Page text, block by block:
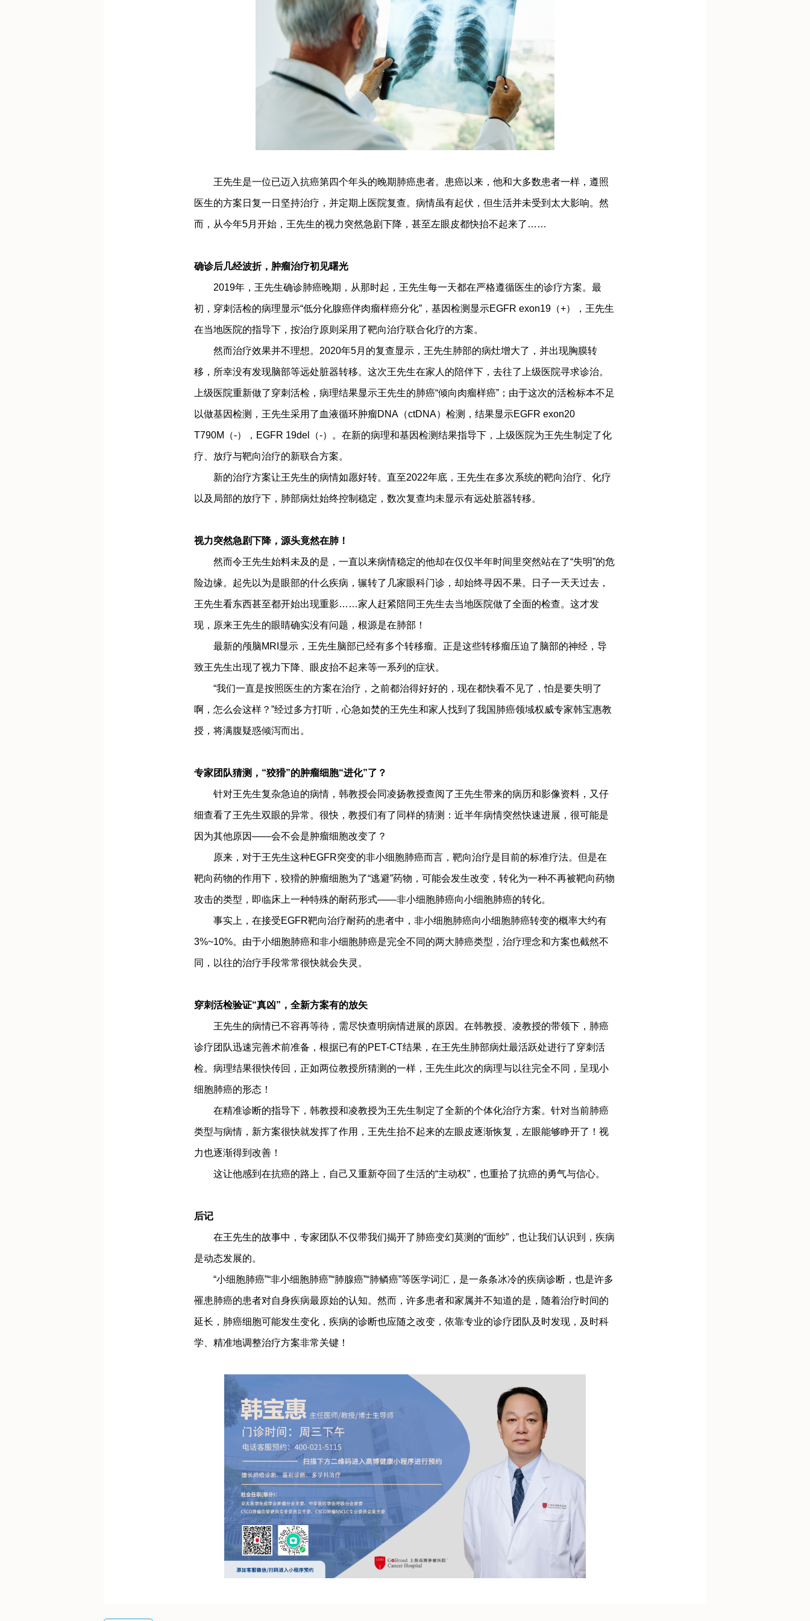
王先生是一位已迈入抗癌第四个年头的晚期肺癌患者。患癌以来，他和大多数患者一样，遵照
医生的方案日复一日坚持治疗，并定期上医院复查。病情虽有起伏，但生活并未受到太大影响。然
而，从今年5月开始，王先生的视力突然急剧下降，甚至左眼皮都快抬不起来了……
确诊后几经波折，肿瘤治疗初见曙光
2019年，王先生确诊肺癌晚期，从那时起，王先生每一天都在严格遵循医生的诊疗方案。最
初，穿刺活检的病理显示“低分化腺癌伴肉瘤样癌分化”，基因检测显示EGFR exon19（+），王先生
在当地医院的指导下，按治疗原则采用了靶向治疗联合化疗的方案。
然而治疗效果并不理想。2020年5月的复查显示，王先生肺部的病灶增大了，并出现胸膜转
移，所幸没有发现脑部等远处脏器转移。这次王先生在家人的陪伴下，去往了上级医院寻求诊治。
上级医院重新做了穿刺活检，病理结果显示王先生的肺癌“倾向肉瘤样癌”；由于这次的活检标本不足
以做基因检测，王先生采用了血液循环肿瘤DNA（ctDNA）检测，结果显示EGFR exon20
T790M（-），EGFR 19del（-）。在新的病理和基因检测结果指导下，上级医院为王先生制定了化
疗、放疗与靶向治疗的新联合方案。
新的治疗方案让王先生的病情如愿好转。直至2022年底，王先生在多次系统的靶向治疗、化疗
以及局部的放疗下，肺部病灶始终控制稳定，数次复查均未显示有远处脏器转移。
视力突然急剧下降，源头竟然在肺！
然而令王先生始料未及的是，一直以来病情稳定的他却在仅仅半年时间里突然站在了“失明”的危
险边缘。起先以为是眼部的什么疾病，辗转了几家眼科门诊，却始终寻因不果。日子一天天过去，
王先生看东西甚至都开始出现重影……家人赶紧陪同王先生去当地医院做了全面的检查。这才发
现，原来王先生的眼睛确实没有问题，根源是在肺部！
最新的颅脑MRI显示，王先生脑部已经有多个转移瘤。正是这些转移瘤压迫了脑部的神经，导
致王先生出现了视力下降、眼皮抬不起来等一系列的症状。
“我们一直是按照医生的方案在治疗，之前都治得好好的，现在都快看不见了，怕是要失明了
啊，怎么会这样？”经过多方打听，心急如焚的王先生和家人找到了我国肺癌领域权威专家韩宝惠教
授，将满腹疑惑倾泻而出。
专家团队猜测，“狡猾”的肿瘤细胞“进化”了？
针对王先生复杂急迫的病情，韩教授会同凌扬教授查阅了王先生带来的病历和影像资料，又仔
细查看了王先生双眼的异常。很快，教授们有了同样的猜测：近半年病情突然快速进展，很可能是
因为其他原因——会不会是肿瘤细胞改变了？
原来，对于王先生这种EGFR突变的非小细胞肺癌而言，靶向治疗是目前的标准疗法。但是在
靶向药物的作用下，狡猾的肿瘤细胞为了“逃避”药物，可能会发生改变，转化为一种不再被靶向药物
攻击的类型，即临床上一种特殊的耐药形式——非小细胞肺癌向小细胞肺癌的转化。
事实上，在接受EGFR靶向治疗耐药的患者中，非小细胞肺癌向小细胞肺癌转变的概率大约有
3%~10%。由于小细胞肺癌和非小细胞肺癌是完全不同的两大肺癌类型，治疗理念和方案也截然不
同，以往的治疗手段常常很快就会失灵。
穿刺活检验证“真凶”，全新方案有的放矢
王先生的病情已不容再等待，需尽快查明病情进展的原因。在韩教授、凌教授的带领下，肺癌
诊疗团队迅速完善术前准备，根据已有的PET-CT结果，在王先生肺部病灶最活跃处进行了穿刺活
检。病理结果很快传回，正如两位教授所猜测的一样，王先生此次的病理与以往完全不同，呈现小
细胞肺癌的形态！
在精准诊断的指导下，韩教授和凌教授为王先生制定了全新的个体化治疗方案。针对当前肺癌
类型与病情，新方案很快就发挥了作用，王先生抬不起来的左眼皮逐渐恢复，左眼能够睁开了！视
力也逐渐得到改善！
这让他感到在抗癌的路上，自己又重新夺回了生活的“主动权”，也重拾了抗癌的勇气与信心。
后记
在王先生的故事中，专家团队不仅带我们揭开了肺癌变幻莫测的“面纱”，也让我们认识到，疾病
是动态发展的。
“小细胞肺癌”“非小细胞肺癌”“肺腺癌”“肺鳞癌”等医学词汇，是一条条冰冷的疾病诊断，也是许多
罹患肺癌的患者对自身疾病最原始的认知。然而，许多患者和家属并不知道的是，随着治疗时间的
延长，肺癌细胞可能发生变化，疾病的诊断也应随之改变，依靠专业的诊疗团队及时发现，及时科
学、精准地调整治疗方案非常关键！